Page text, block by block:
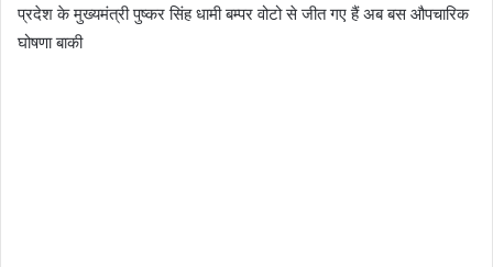
प्रदेश के मुख्यमंत्री पुष्कर सिंह धामी बम्पर वोटो से जीत गए हैं अब बस औपचारिक
घोषणा बाकी